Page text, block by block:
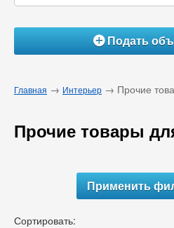
ÁПодать
Главная → Интерьер → Прочие
Прочие товары
Сортировать: